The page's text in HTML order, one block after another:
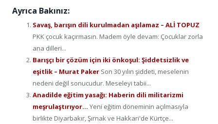
Ayrıca Bakınız:
Savaş, barışın dili kurulmadan aşılamaz – ALİ TOPUZ
PKK çocuk kaçırmasın. Madem öyle devam: Çocuklar zorla
ana dilleri...
Barışçı bir çözüm için iki önkoşul: Şiddetsizlik ve
eşitlik – Murat Paker Son 30 yılın şiddeti, meselenin
nedeni değil sonucudur. Meseleyi tabii...
Anadilde eğitim yasağı: Haberin dili militarizmi
meşrulaştırıyor… Yeni eğitim döneminin açılmasıyla
birlikte Diyarbakır, Şırnak ve Hakkari'de Kürtçe...